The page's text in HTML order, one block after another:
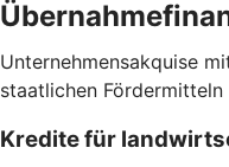
Unternehmensakquise
staatlichen Fördermitteln
Kredite für